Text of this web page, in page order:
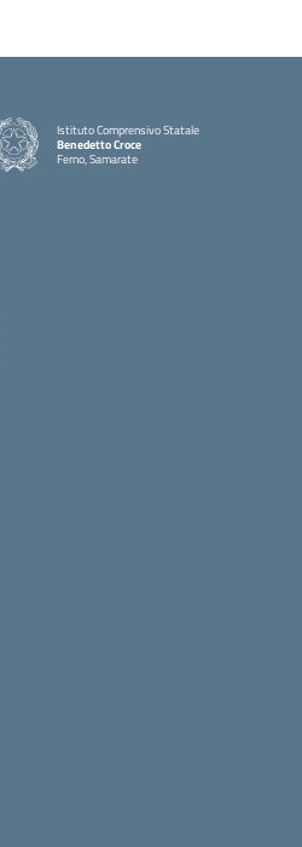
Istituto Comprensivo Statale
Benedetto Croce
Ferno, Samarate